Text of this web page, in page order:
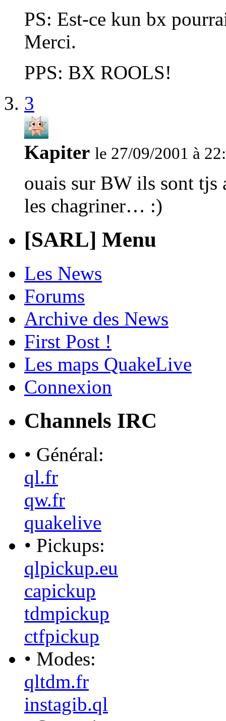
PS: Est-ce kun bx
Merci.
PPS: BX ROOLS!
3
Kapiter le 27/09/2001 à
ouais sur BW ils sont tjs
les chagriner… :)
[SARL] Menu
Les News
Forums
Archive des News
First Post !
Les maps QuakeLive
Connexion
Channels IRC
• Général:
ql.fr
qw.fr
quakelive
• Pickups:
qlpickup.eu
capickup
tdmpickup
ctfpickup
• Modes:
qltdm.fr
instagib.ql